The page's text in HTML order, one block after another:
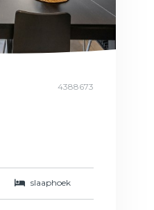
4388673
slaaphoek